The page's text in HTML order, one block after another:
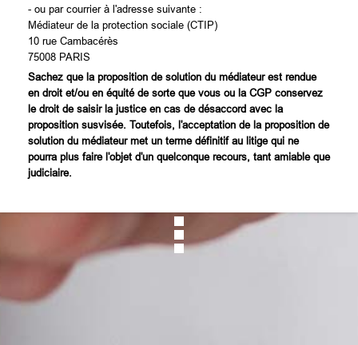
- ou par courrier à l'adresse suivante :
Médiateur de la protection sociale (CTIP)
10 rue Cambacérès
75008 PARIS
Sachez que la proposition de solution du médiateur est rendue
en droit et/ou en équité de sorte que vous ou la CGP conservez
le droit de saisir la justice en cas de désaccord avec la
proposition susvisée. Toutefois, l'acceptation de la proposition de
solution du médiateur met un terme définitif au litige qui ne
pourra plus faire l'objet d'un quelconque recours, tant amiable que
judiciaire.